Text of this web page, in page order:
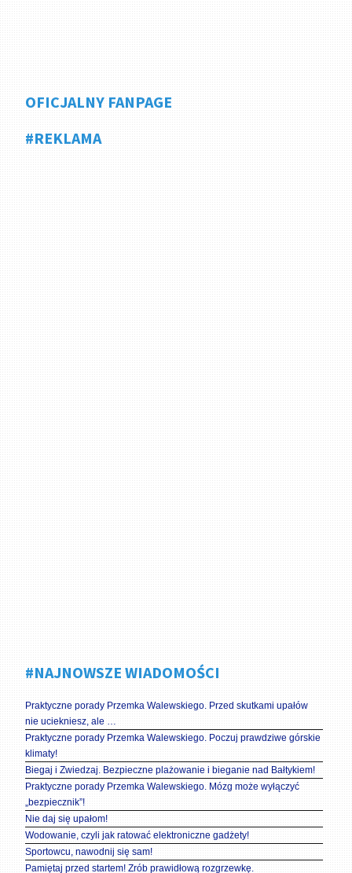
OFICJALNY FANPAGE
#REKLAMA
#NAJNOWSZE WIADOMOŚCI
Praktyczne porady Przemka Walewskiego. Przed skutkami upałów
nie uciekniesz, ale …
Praktyczne porady Przemka Walewskiego. Poczuj prawdziwe górskie
klimaty!
Biegaj i Zwiedzaj. Bezpieczne plażowanie i bieganie nad Bałtykiem!
Praktyczne porady Przemka Walewskiego. Mózg może wyłączyć
„bezpiecznik”!
Nie daj się upałom!
Wodowanie, czyli jak ratować elektroniczne gadżety!
Sportowcu, nawodnij się sam!
Pamiętaj przed startem! Zrób prawidłową rozgrzewkę.